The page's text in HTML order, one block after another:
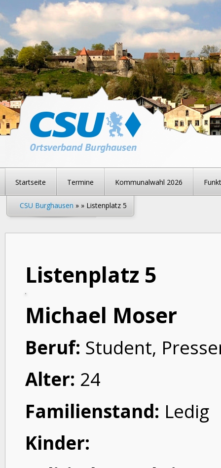
Startseite Termine Kommunalwahl 2026
CSU Burghausen » » Listenplatz 5
Listenplatz 5
Michael Moser
Beruf: Student,
Alter: 24
Familienstand: Ledig
Kinder: